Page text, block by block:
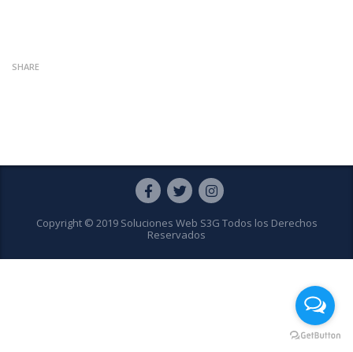
SHARE
Copyright © 2019 Soluciones Web S3G Todos los Derechos
Reservados